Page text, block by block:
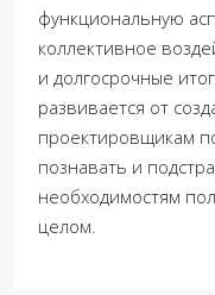
функциональную
коллективное
и долгосрочные
развивается от
проектировщикам
познавать и
необходимостям
целом.